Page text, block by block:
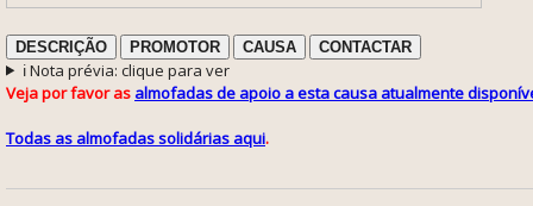
DESCRIÇÃO PROMOTOR CAUSA CONTACTAR
ℹ️ Nota prévia: clique para ver
Veja por favor as almofadas de apoio a esta causa atualmente
Todas as almofadas solidárias aqui.